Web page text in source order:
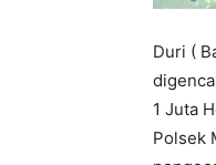
Duri (
1 Juta
Polsek